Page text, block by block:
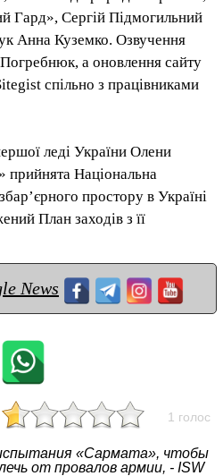
Гард», Сергій Підмогильний
Анна Куземко. Озвучення
а оновлення сайту
спільно з працівниками
леді України Олени
прийнята Національна
простору в Україні
План заходів з її
News
1 голос
«Сармата», чтобы
от провалов армии, - ISW